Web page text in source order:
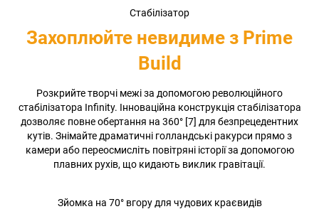
Стабілізатор
Захоплюйте невидиме з Prime
Build
Розкрийте творчі межі за допомогою революційного
стабілізатора Infinity. Інноваційна конструкція стабілізатора
дозволяє повне обертання на 360° [7] для безпрецедентних
кутів. Знімайте драматичні голландські ракурси прямо з
камери або переосмисліть повітряні історії за допомогою
плавних рухів, що кидають виклик гравітації.
Зйомка на 70° вгору для чудових краєвидів